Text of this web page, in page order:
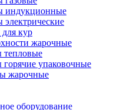
индукционные
кур
жарочные
тепловые
упаковочные
жарочные
оборудование